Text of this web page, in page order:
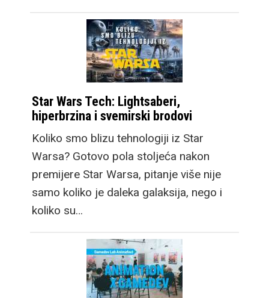
Star Wars Tech: Lightsaberi,
hiperbrzina i svemirski brodovi
Koliko smo blizu tehnologiji iz Star
Warsa? Gotovo pola stoljeća nakon
premijere Star Warsa, pitanje više nije
samo koliko je daleka galaksija, nego i
koliko su…